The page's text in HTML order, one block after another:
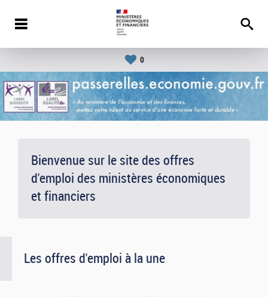
0
Bienvenue sur le site des offres
d'emploi des ministères économiques
et financiers
Les offres d'emploi à la une